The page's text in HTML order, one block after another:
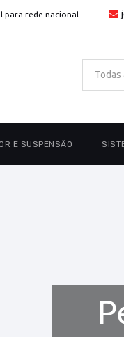
para rede nacional
E SUSPENSÃO